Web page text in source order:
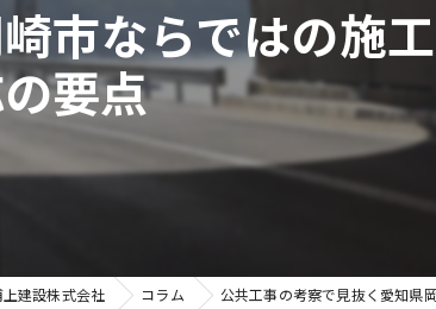
2級土木施工管理
1級土木施工管理
市ならではの施
要点
建設株式会社 コラム 公共工事の考察で見抜く愛知県